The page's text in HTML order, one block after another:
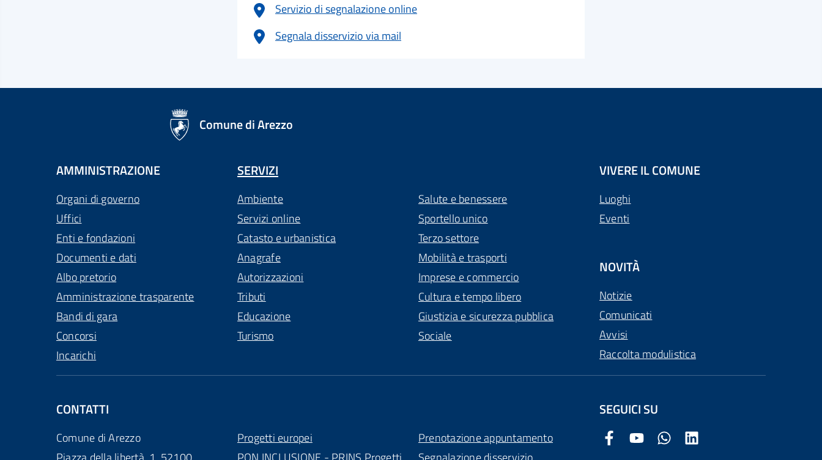
Servizio di segnalazione online
Segnala disservizio via mail
Comune di Arezzo
AMMINISTRAZIONE
Organi di governo
Uffici
Enti e fondazioni
Documenti e dati
Albo pretorio
Amministrazione trasparente
Bandi di gara
Concorsi
Incarichi
SERVIZI
Ambiente
Servizi online
Catasto e urbanistica
Anagrafe
Autorizzazioni
Tributi
Educazione
Turismo
Salute e benessere
Sportello unico
Terzo settore
Mobilità e trasporti
Imprese e commercio
Cultura e tempo libero
Giustizia e sicurezza pubblica
Sociale
VIVERE IL COMUNE
Luoghi
Eventi
NOVITÀ
Notizie
Comunicati
Avvisi
Raccolta modulistica
CONTATTI
Comune di Arezzo
Progetti europei
Prenotazione appuntamento
SEGUICI SU
Facebook Comune di Arezzo
Youtube Comune di Arezzo
Twitter Comune di Arezzo